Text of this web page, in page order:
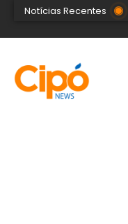
Notícias Recentes